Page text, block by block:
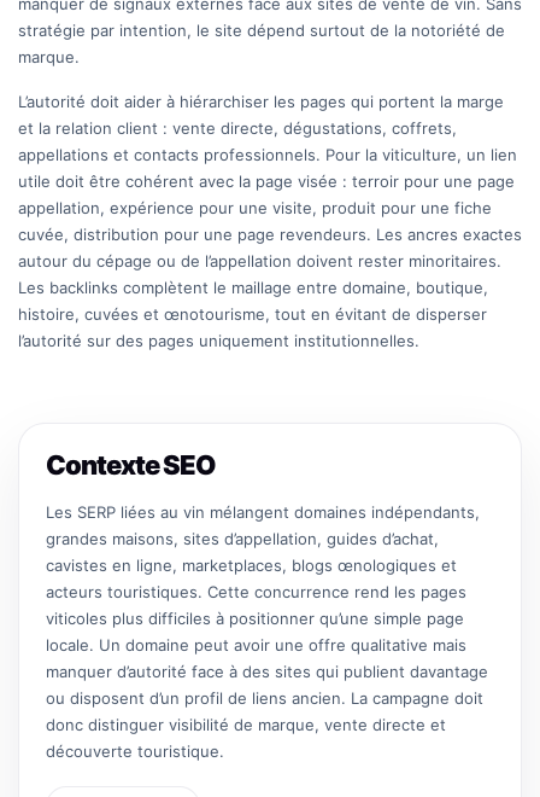
stratégie par intention, le site dépend surtout de la notoriété de
marque.
L’autorité doit aider à hiérarchiser les pages qui portent la marge
et la relation client : vente directe, dégustations, coffrets,
appellations et contacts professionnels. Pour la viticulture, un lien
utile doit être cohérent avec la page visée : terroir pour une page
appellation, expérience pour une visite, produit pour une fiche
cuvée, distribution pour une page revendeurs. Les ancres exactes
autour du cépage ou de l’appellation doivent rester minoritaires.
Les backlinks complètent le maillage entre domaine, boutique,
histoire, cuvées et œnotourisme, tout en évitant de disperser
l’autorité sur des pages uniquement institutionnelles.
Contexte SEO
Les SERP liées au vin mélangent domaines indépendants,
grandes maisons, sites d’appellation, guides d’achat,
cavistes en ligne, marketplaces, blogs œnologiques et
acteurs touristiques. Cette concurrence rend les pages
viticoles plus difficiles à positionner qu’une simple page
locale. Un domaine peut avoir une offre qualitative mais
manquer d’autorité face à des sites qui publient davantage
ou disposent d’un profil de liens ancien. La campagne doit
donc distinguer visibilité de marque, vente directe et
découverte touristique.